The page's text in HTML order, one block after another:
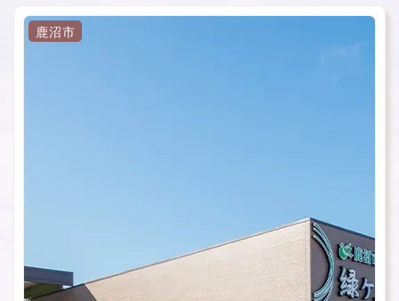
鹿沼市